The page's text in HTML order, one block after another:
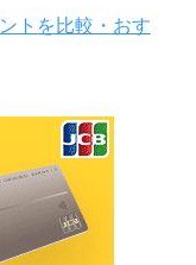
トを比較・おす